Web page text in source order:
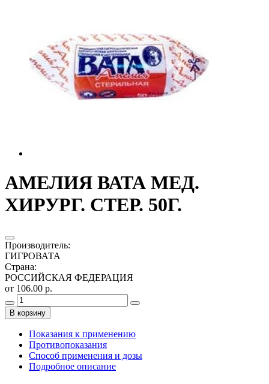
АМЕЛИЯ ВАТА МЕД.
ХИРУРГ. СТЕР. 50Г.
Производитель:
ГИГРОВАТА
Страна:
РОССИЙСКАЯ ФЕДЕРАЦИЯ
от 106.00 р.
В корзину
Показания к применению
Противопоказания
Способ применения и дозы
Подробное описание